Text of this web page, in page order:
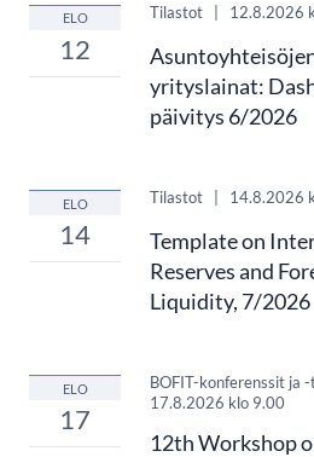
ELO
12
Tilastot 12.8.2026
yrityslainat:
päivitys 6/2026
ELO
14
Tilastot 14.8.2026
Template on
Reserves and
Liquidity, 7/2026
ELO
17
BOFIT-konferenssit ja
17.8.2026 klo 9.00
12th Workshop